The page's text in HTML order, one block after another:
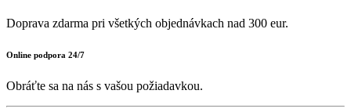
Doprava zdarma pri všetkých objednávkach nad 300 eur.
Online podpora 24/7
Obráťte sa na nás s vašou požiadavkou.